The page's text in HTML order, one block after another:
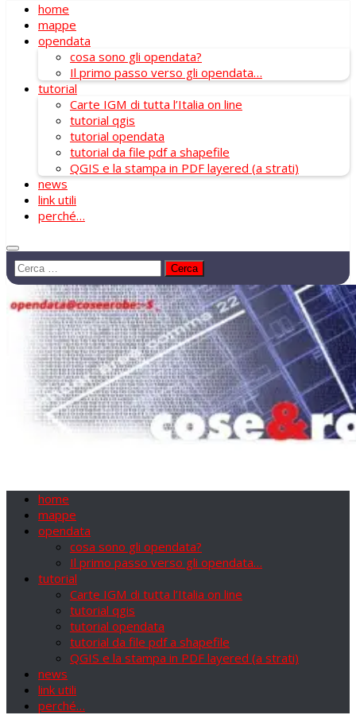
home
mappe
opendata
cosa sono gli opendata?
Il primo passo verso gli opendata…
tutorial
Carte IGM di tutta l’Italia on line
tutorial qgis
tutorial opendata
tutorial da file pdf a shapefile
QGIS e la stampa in PDF layered (a strati)
news
link utili
perché…
Ricerca
per:
home
mappe
opendata
cosa sono gli opendata?
Il primo passo verso gli opendata…
tutorial
Carte IGM di tutta l’Italia on line
tutorial qgis
tutorial opendata
tutorial da file pdf a shapefile
QGIS e la stampa in PDF layered (a strati)
news
link utili
perché…